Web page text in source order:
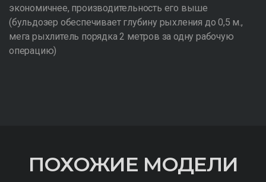
экономичнее, производительность его выше
(бульдозер обеспечивает глубину рыхления до 0,5 м.,
мега рыхлитель порядка 2 метров за одну рабочую
операцию)
ПОХОЖИЕ МОДЕЛИ